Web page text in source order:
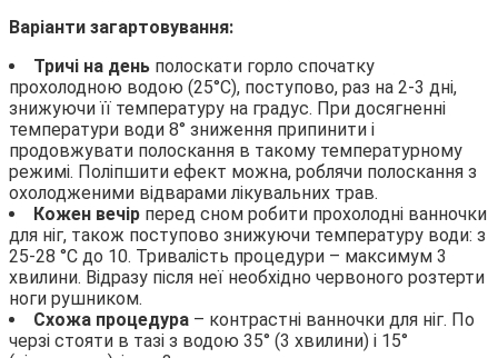
Варіанти загартовування:
Тричі на день полоскати горло спочатку
прохолодною водою (25°С), поступово, раз на 2-3 дні,
знижуючи її температуру на градус. При досягненні
температури води 8° зниження припинити і
продовжувати полоскання в такому температурному
режимі. Поліпшити ефект можна, роблячи полоскання з
охолодженими відварами лікувальних трав.
Кожен вечір перед сном робити прохолодні ванночки
для ніг, також поступово знижуючи температуру води: з
25-28 °С до 10. Тривалість процедури – максимум 3
хвилини. Відразу після неї необхідно червоного розтерти
ноги рушником.
Схожа процедура – контрастні ванночки для ніг. По
черзі стояти в тазі з водою 35° (3 хвилини) і 15°